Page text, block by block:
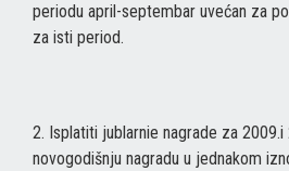
periodu april-septembar uvećan za
za isti period.
2. Isplatiti jublarnie nagrade za 2009.i
novogodišnju nagradu u jednakom